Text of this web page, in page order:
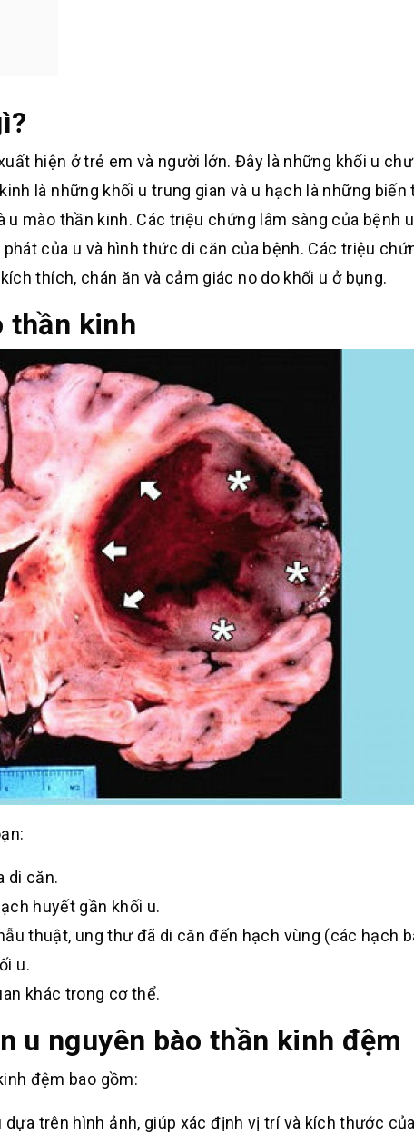
hiện ở trẻ em và người lớn. Đây là những khối u
là những khối u trung gian và u hạch là những biến
u mào thần kinh. Các triệu chứng lâm sàng của bệnh u
của u và hình thức di căn của bệnh. Các triệu
thích, chán ăn và cảm giác no do khối u ở bụng.
thần kinh
di căn.
huyết gần khối u.
thuật, ung thư đã di căn đến hạch vùng (các hạch
u.
khác trong cơ thể.
u nguyên bào thần kinh đệm
đệm bao gồm:
trên hình ảnh, giúp xác định vị trí và kích thước của